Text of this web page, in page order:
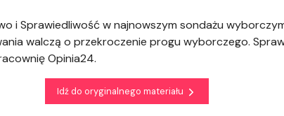
i Sprawiedliwość w najnowszym sondażu
walczą o przekroczenie progu wyborczego.
Opinia24.
Idź do oryginalnego materiału